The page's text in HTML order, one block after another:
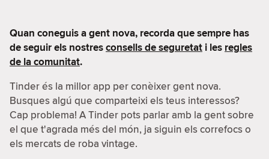
Quan coneguis a gent nova, recorda que sempre has
de seguir els nostresconsells de seguretat i les regles
de la comunitat.
Tinder és la millor app per conèixer gent nova.
Busques algú que comparteixi els teus interessos?
Cap problema! A Tinder pots parlar amb la gent sobre
el que t'agrada més del món, ja siguin els correfocs o
els mercats de roba vintage.